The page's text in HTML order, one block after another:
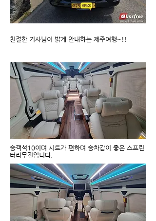
친절한 기사님이 밝게 안내하는 제주여행~!!
승객석10이며 시트가 편하며 승차감이 좋은 스프린
터리무진입니다.